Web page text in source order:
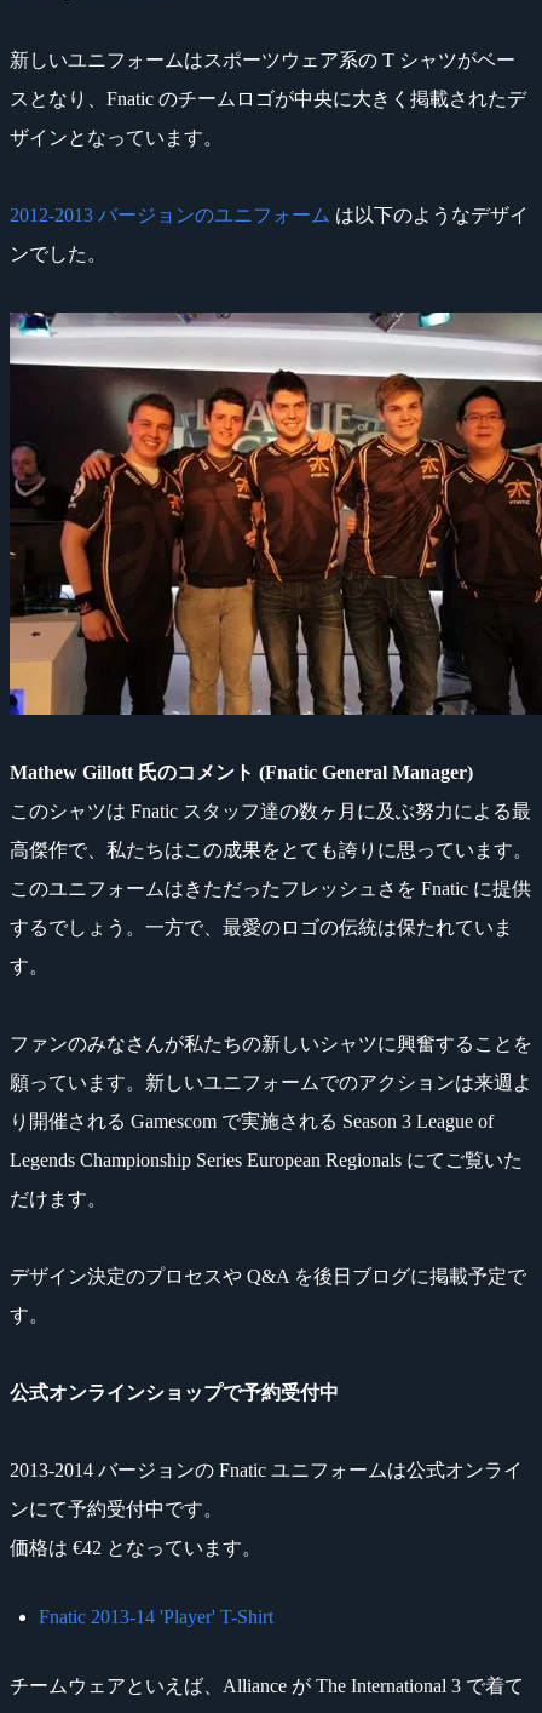
新しいユニフォームはスポーツウェア系の T シャツがベー
スとなり、Fnatic のチームロゴが中央に大きく掲載されたデ
ザインとなっています。
2012-2013 バージョンのユニフォーム は以下のようなデザイ
ンでした。
Mathew Gillott 氏のコメント (Fnatic General Manager)
このシャツは Fnatic スタッフ達の数ヶ月に及ぶ努力による最
高傑作で、私たちはこの成果をとても誇りに思っています。
このユニフォームはきただったフレッシュさを Fnatic に提供
するでしょう。一方で、最愛のロゴの伝統は保たれていま
す。
ファンのみなさんが私たちの新しいシャツに興奮することを
願っています。新しいユニフォームでのアクションは来週よ
り開催される Gamescom で実施される Season 3 League of
Legends Championship Series European Regionals にてご覧いた
だけます。
デザイン決定のプロセスや Q&A を後日ブログに掲載予定で
す。
公式オンラインショップで予約受付中
2013-2014 バージョンの Fnatic ユニフォームは公式オンライ
ンにて予約受付中です。
価格は €42 となっています。
Fnatic 2013-14 'Player' T-Shirt
チームウェアといえば、Alliance が The International 3 で着て